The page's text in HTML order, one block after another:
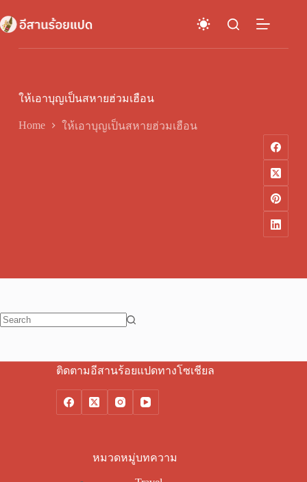
to
content
ให้เอาบุญเป็นสหายฮ่วมเฮือน
Home ให้เอาบุญเป็นสหายฮ่วมเฮือน
ติดตามอีสานร้อยแปดทางโซเชียล
หมวดหมู่บทความ